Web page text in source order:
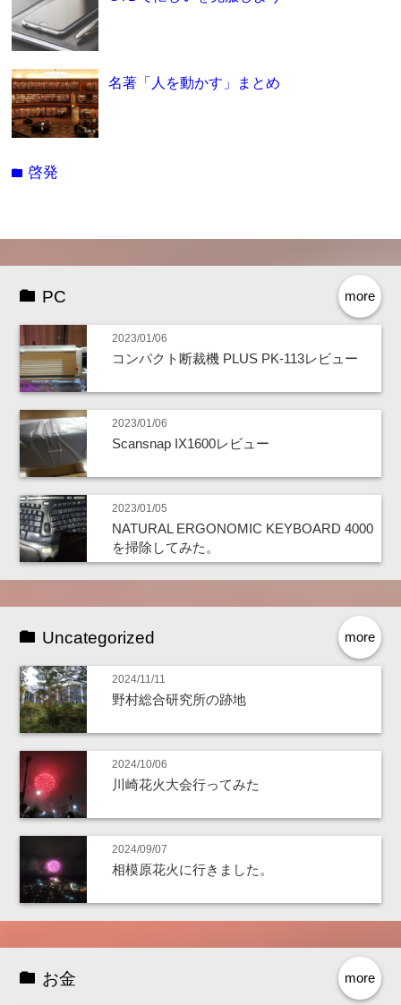
名著「人を動かす」まとめ
folder啓発
more
PC
2023/01/06
コンパクト断裁機 PLUS PK-113レビュー
2023/01/06
Scansnap IX1600レビュー
2023/01/05
NATURAL ERGONOMIC KEYBOARD 4000
を掃除してみた。
more
Uncategorized
2024/11/11
野村総合研究所の跡地
2024/10/06
川崎花火大会行ってみた
2024/09/07
相模原花火に行きました。
more
お金